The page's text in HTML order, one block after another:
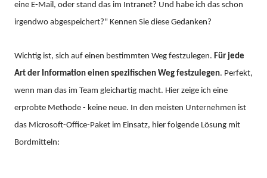
eine E-Mail, oder stand das im Intranet? Und habe ich das schon
irgendwo abgespeichert?" Kennen Sie diese Gedanken?
Wichtig ist, sich auf einen bestimmten Weg festzulegen. Für jede
Art der Information einen spezifischen Weg festzulegen. Perfekt,
wenn man das im Team gleichartig macht. Hier zeige ich eine
erprobte Methode - keine neue. In den meisten Unternehmen ist
das Microsoft-Office-Paket im Einsatz, hier folgende Lösung mit
Bordmitteln: